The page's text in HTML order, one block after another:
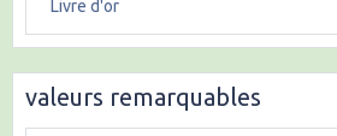
Livre d'or
valeurs remarquables